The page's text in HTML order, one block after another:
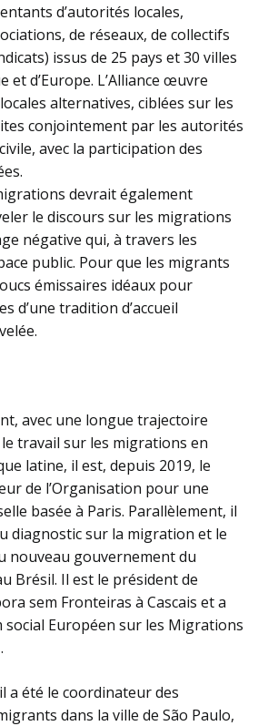
d’autorités locales,
de réseaux, de collectifs
issus de 25 pays et 30 villes
et d’Europe. L’Alliance œuvre
alternatives, ciblées sur les
conjointement par les autorités
avec la participation des
devrait également
le discours sur les migrations
négative qui, à travers les
public. Pour que les migrants
émissaires idéaux pour
d’une tradition d’accueil
avec une longue trajectoire
travail sur les migrations en
latine, il est, depuis 2019, le
de l’Organisation pour une
basée à Paris. Parallèlement, il
diagnostic sur la migration et le
nouveau gouvernement du
Brésil. Il est le président de
sem Fronteiras à Cascais et a
social Européen sur les Migrations
a été le coordinateur des
dans la ville de São Paulo,